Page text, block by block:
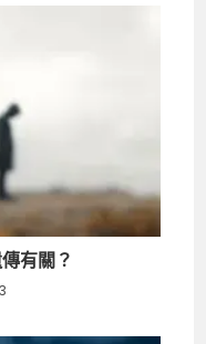
有關？